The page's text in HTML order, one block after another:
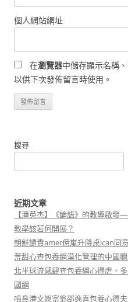
個人網站網址
在瀏覽器中儲存顯示名稱
以供下次發佈留言時使用。
搜尋
近期文章
【潘英杰】《論語》的教導啟
教學該若何開展？
朝鮮譴責amer億嵐升降桌ican同
荒甜心查包養網漠化管理的中國
北半球流感肆查包養網心得虐，
國網
噴鼻港文娛富翁邵逸喜包養心得